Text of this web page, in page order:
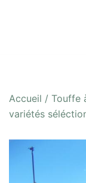
Accueil / Touffe
variétés